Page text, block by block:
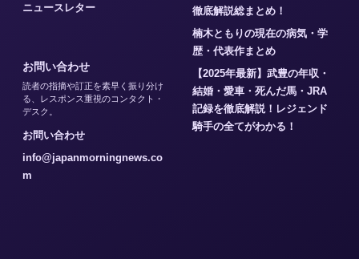
ニュースレター
徹底解説総まとめ！
楠木ともりの現在の病気・学
歴・代表作まとめ
【2025年最新】武豊の年収・
結婚・愛車・死んだ馬・JRA
記録を徹底解説！レジェンド
騎手の全てがわかる！
お問い合わせ
読者の指摘や訂正を素早く振り分け
る、レスポンス重視のコンタクト・
デスク。
お問い合わせ
info@japanmorningnews.co
m